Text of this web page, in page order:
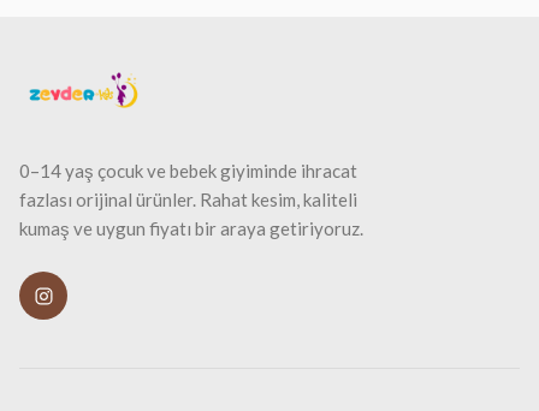
0–14 yaş çocuk ve bebek giyiminde ihracat
fazlası orijinal ürünler. Rahat kesim, kaliteli
kumaş ve uygun fiyatı bir araya getiriyoruz.